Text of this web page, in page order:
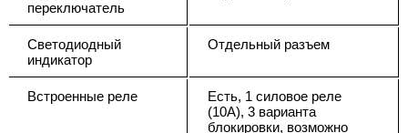
переключатель
Светодиодный
индикатор
Отдельный разъем
Встроенные реле
Есть, 1 силовое реле
(10А), 3 варианта
блокировки, возможно